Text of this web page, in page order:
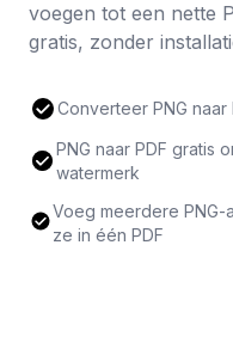
voegen tot een nette
gratis, zonder
Converteer PNG
PNG naar PDF gratis
watermerk
Voeg meerdere PNG-
ze in één PDF